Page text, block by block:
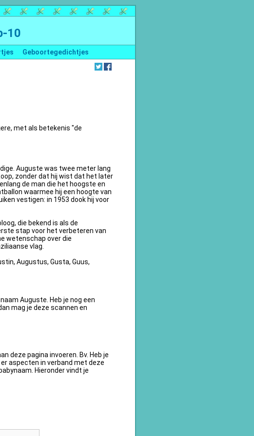
10
Geboortegedichtjes
met als betekenis "de
Auguste was twee meter lang
zonder dat hij wist dat het later
de man die het hoogste en
waarmee hij een hoogte van
vestigen: in 1953 dook hij voor
die bekend is als de
stap voor het verbeteren van
wetenschap over die
vlag.
Augustus, Gusta, Guus,
Auguste. Heb je nog een
mag je deze scannen en
deze pagina invoeren. Bv. Heb je
aspecten in verband met deze
Hieronder vindt je